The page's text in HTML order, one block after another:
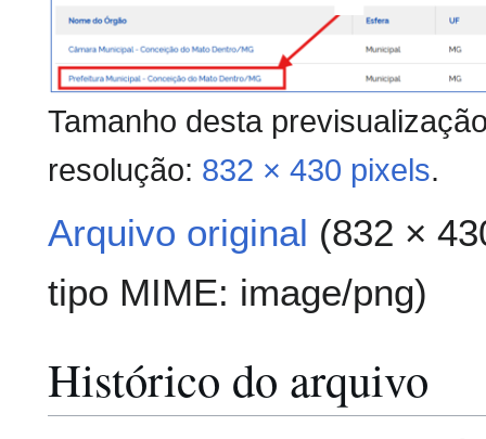
Tamanho desta
resolução: 832 × 430 pixels.
Arquivo original (832 ×
tipo MIME: image/png)
Histórico do arquivo